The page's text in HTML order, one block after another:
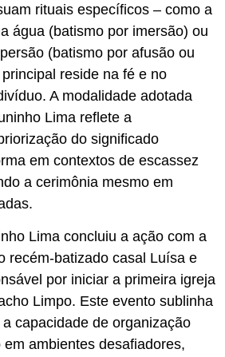
rituais específicos – como a
água (batismo por imersão) ou
(batismo por afusão ou
reside na fé e no
A modalidade adotada
Lima reflete a
do significado
em contextos de escassez
a cerimônia mesmo em
Lima concluiu a ação com a
recém-batizado casal Luísa e
por iniciar a primeira igreja
Limpo. Este evento sublinha
capacidade de organização
ambientes desafiadores,